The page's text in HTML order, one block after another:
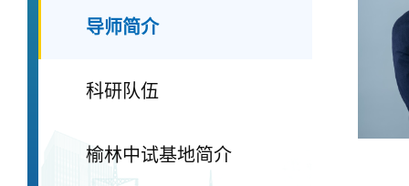
导师简介
科研队伍
榆林中试基地简介